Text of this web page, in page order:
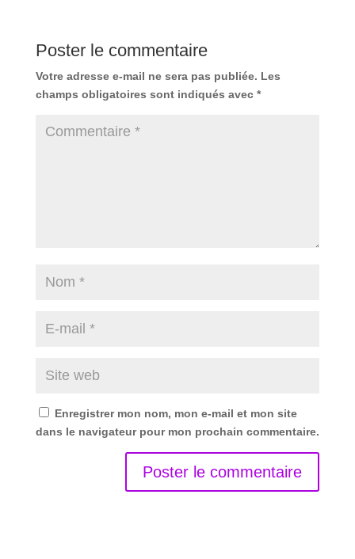
Poster le commentaire
Votre adresse e-mail ne sera pas publiée. Les
champs obligatoires sont indiqués avec *
Enregistrer mon nom, mon e-mail et mon site
dans le navigateur pour mon prochain commentaire.